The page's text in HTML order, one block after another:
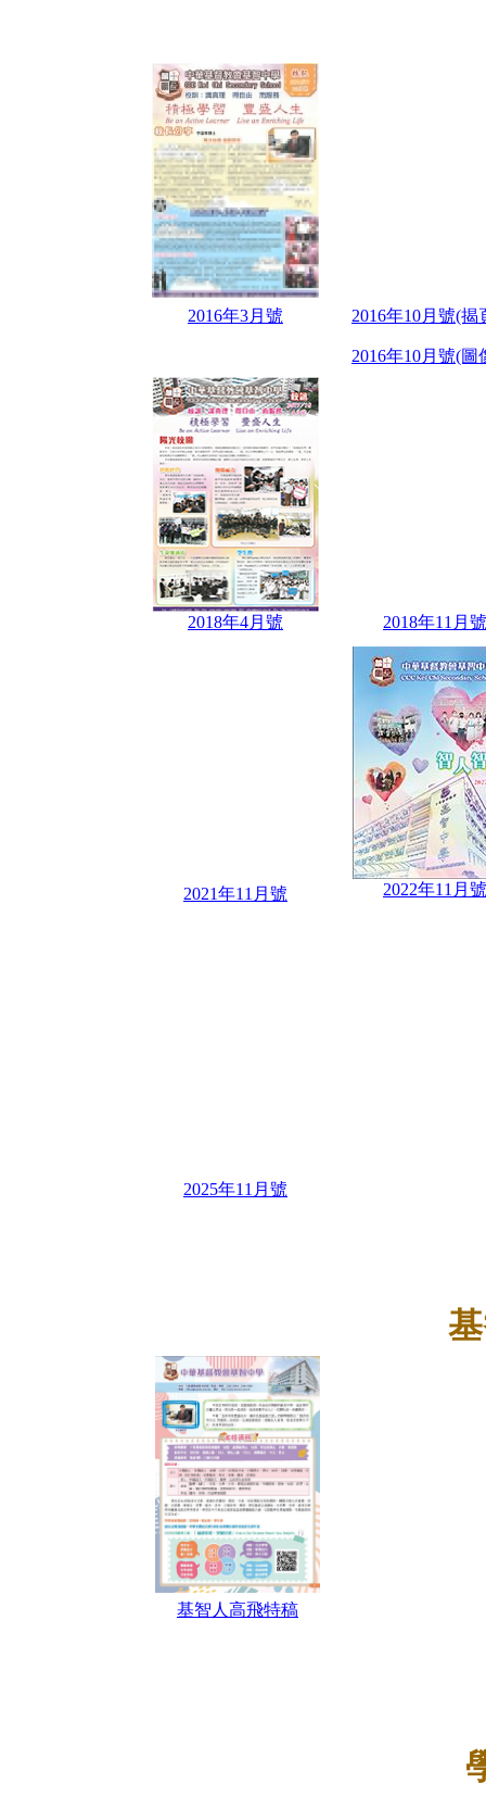
2016年3月號 2016年10月號(揭
2016年10月號(圖
2018年4月號 2018年11月號
2021年11月號 2022年11月號
2025年11月號
基智人高飛特稿